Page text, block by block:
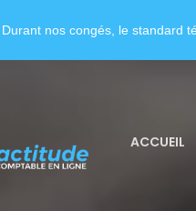
ACCUEIL
Durant nos congés, le standard